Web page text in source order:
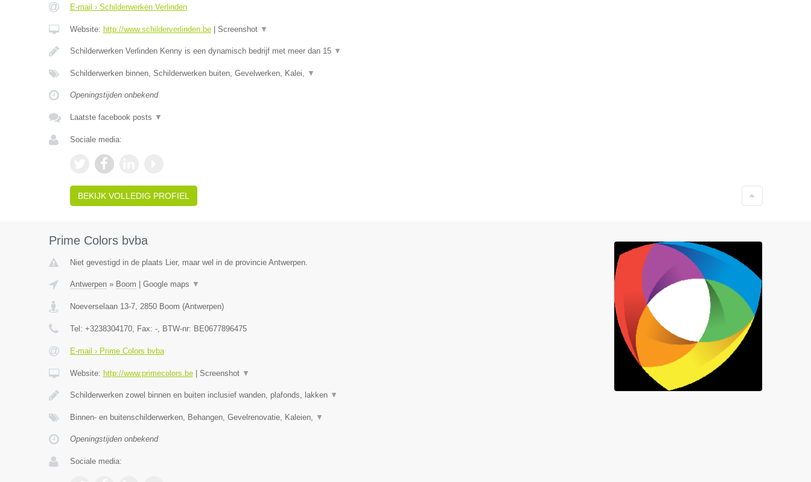
E-mail › Schilderwerken Verlinden
Website: http://www.schilderverlinden.be| Screenshot ▼
Schilderwerken Verlinden Kenny is een dynamisch bedrijf met meer dan 15 ▼
Schilderwerken binnen, Schilderwerken buiten, Gevelwerken, Kalei, ▼
Openingstijden onbekend
Laatste facebook posts ▼
Sociale media:
BEKIJK VOLLEDIG PROFIEL
Prime Colors bvba
Niet gevestigd in de plaats Lier, maar wel in de provincie Antwerpen.
Antwerpen» Boom Google maps ▼
Noeverselaan 13-7, 2850 Boom (Antwerpen)
Tel: +3238304170, Fax: -, BTW-nr: BE0677896475
E-mail › Prime Colors bvba
Website: http://www.primecolors.be| Screenshot ▼
Schilderwerken zowel binnen en buiten inclusief wanden, plafonds, lakken ▼
Binnen- en buitenschilderwerken, Behangen, Gevelrenovatie, Kaleien, ▼
Openingstijden onbekend
Sociale media: